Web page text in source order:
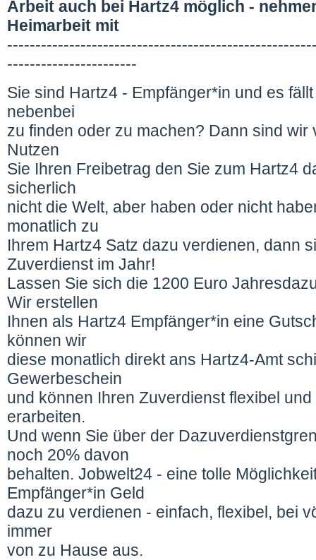
Arbeit auch bei Hartz4 möglich -
Heimarbeit mit
-----------------------
Sie sind Hartz4 - Empfänger*in und es
nebenbei
zu finden oder zu machen? Dann sind
Nutzen
Sie Ihren Freibetrag den Sie zum Hartz4
sicherlich
nicht die Welt, aber haben oder nicht
monatlich zu
Ihrem Hartz4 Satz dazu verdienen, dann
Zuverdienst im Jahr!
Lassen Sie sich die 1200 Euro
Wir erstellen
Ihnen als Hartz4 Empfänger*in eine
können wir
diese monatlich direkt ans Hartz4-Amt
Gewerbeschein
und können Ihren Zuverdienst flexibel
erarbeiten.
Und wenn Sie über der
noch 20% davon
behalten. Jobwelt24 - eine tolle
Empfänger*in Geld
dazu zu verdienen - einfach, flexibel, bei
immer
von zu Hause aus.